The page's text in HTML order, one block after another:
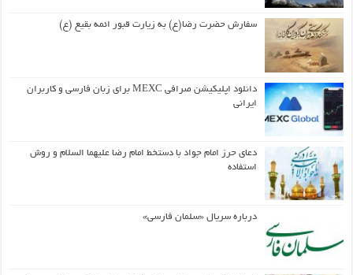
سفارش حضرت رضا(ع) به زیارت قبور ائمه بقیع (ع)
دانلود اپلیکیشن صرافی MEXC برای زبان فارسی و کاربران
ایرانی
دعای حرز امام جواد با دستخط امام رضا علیهما السلام و روش
استفاده
درباره سریال «سلمان فارسی»